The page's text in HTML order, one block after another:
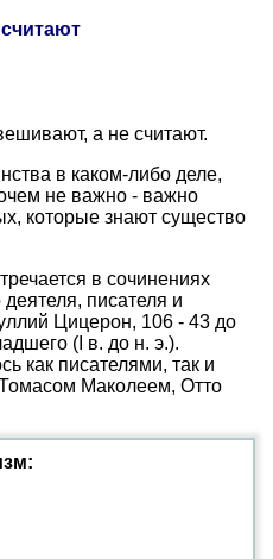
а не считают.
в каком-либо деле,
не важно - важно
которые знают существо
в сочинениях
деятеля, писателя и
Цицерон, 106 - 43 до
(I в. до н. э.).
как писателями, так и
Маколеем, Отто